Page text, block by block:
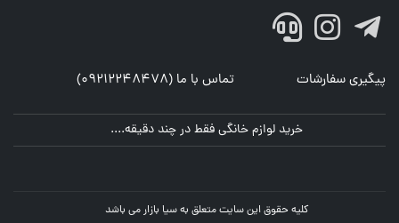
پیگیری سفارشات تماس با ما (09212248478)
خرید لوازم خانگی فقط در چند دقیقه....
کلیه حقوق این سایت متعلق به سیا بازار می باشد